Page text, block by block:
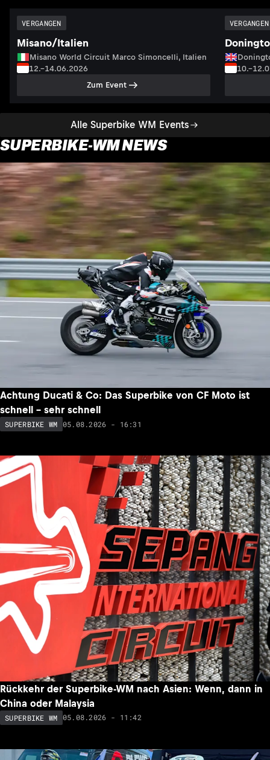
Alle Superbike WM Events
VERGANGEN
Misano/Italien
Misano World Circuit Marco Simoncelli, Italien
12.–14.06.2026
Zum Event
VERGANGEN
SUPERBIKE-WM NEWS
Achtung Ducati & Co: Das Superbike von CF Moto ist
schnell – sehr schnell
SUPERBIKE WM 05.08.2026 - 16:31
Rückkehr der Superbike-WM nach Asien: Wenn, dann in
China oder Malaysia
SUPERBIKE WM 05.08.2026 - 11:42